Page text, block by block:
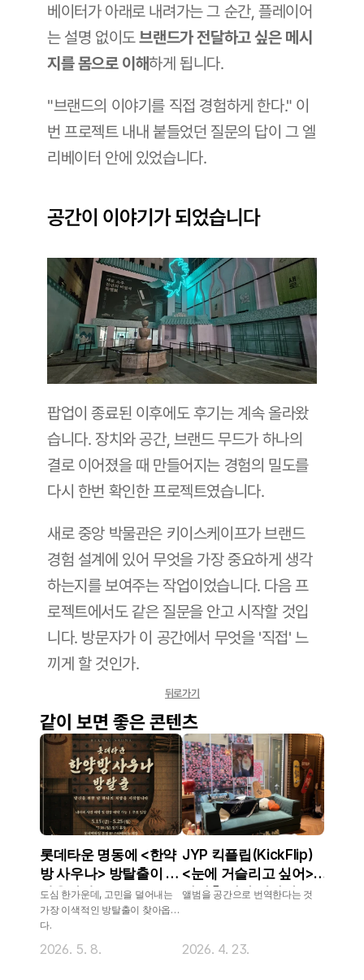
베이터가 아래로 내려가는 그 순간, 플레이어
는 설명 없이도 브랜드가 전달하고 싶은 메시
지를 몸으로 이해하게 됩니다.
"브랜드의 이야기를 직접 경험하게 한다." 이
번 프로젝트 내내 붙들었던 질문의 답이 그 엘
리베이터 안에 있었습니다.
공간이 이야기가 되었습니다
팝업이 종료된 이후에도 후기는 계속 올라왔
습니다. 장치와 공간, 브랜드 무드가 하나의
결로 이어졌을 때 만들어지는 경험의 밀도를
다시 한번 확인한 프로젝트였습니다.
새로 중앙 박물관은 키이스케이프가 브랜드
경험 설계에 있어 무엇을 가장 중요하게 생각
하는지를 보여주는 작업이었습니다. 다음 프
로젝트에서도 같은 질문을 안고 시작할 것입
니다. 방문자가 이 공간에서 무엇을 '직접' 느
끼게 할 것인가.
뒤로가기
같이 보면 좋은 콘텐츠
롯데타운 명동에 <한약
방 사우나> 방탈출이 찾
아옵니다
도심 한가운데, 고민을 덜어내는
가장 이색적인 방탈출이 찾아옵니
다.
2026. 5. 8.
JYP 킥플립(KickFlip)
<눈에 거슬리고 싶어>
방탈출 팝업 제작기
앨범을 공간으로 번역한다는 것
2026. 4. 23.